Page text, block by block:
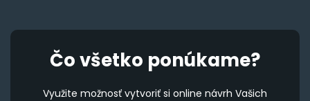
Čo všetko ponúkame?
Využite možnosť vytvoriť si online návrh Vašich